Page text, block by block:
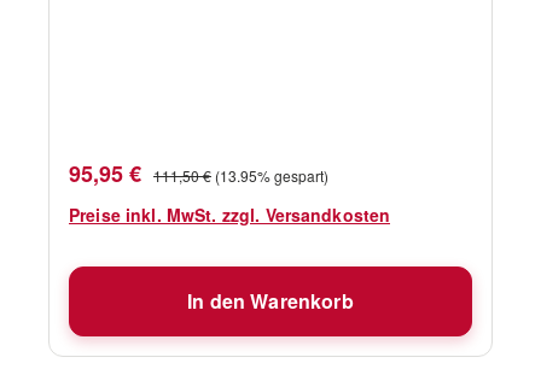
Verkaufspreis:
95,95 € Regulärer Preis:
111,50 € (13.95% gespart)
Preise inkl. MwSt. zzgl. Versandkosten
In den Warenkorb